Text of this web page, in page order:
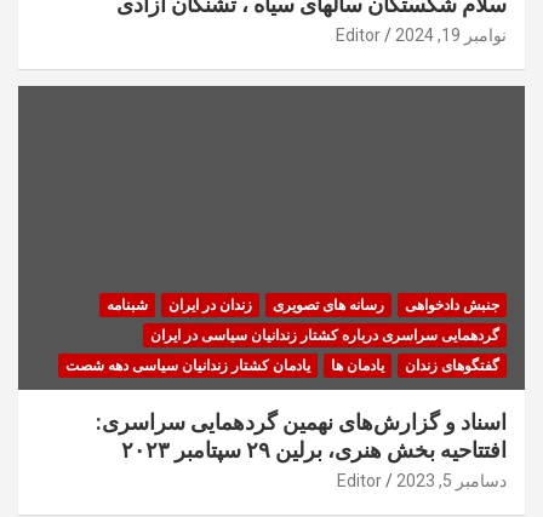
نوامبر 19, 2024 Editor
جنبش دادخواهی رسانه های تصویری زندان در ایران
شبنامه
گردهمایی سراسری درباره کشتار زندانیان سیاسی در ایران
گفتگوهای زندان
یادمان ها یادمان کشتار زندانیان سیاسی دهه شصت
اسناد و گزارش‌های نهمین گردهمایی سراسری:
افتتاحیه بخش هنری، برلین ۲۹ سپتامبر ۲۰۲۳
دسامبر 5, 2023 Editor